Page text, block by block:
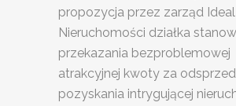
propozycja przez zarząd Ideal
Nieruchomości działka
przekazania bezproblemowej
atrakcyjnej kwoty za
pozyskania intrygującej